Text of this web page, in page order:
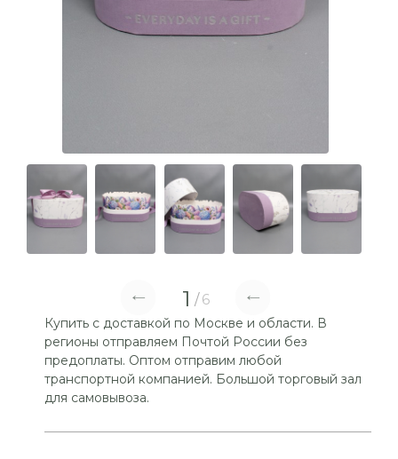
1 6
Купить с доставкой по Москве и области. В
регионы отправляем Почтой России без
предоплаты. Оптом отправим любой
транспортной компанией. Большой торговый зал
для самовывоза.